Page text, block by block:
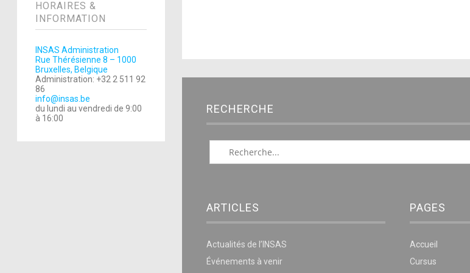
HORAIRES &
INFORMATION
INSAS Administration
Rue Thérésienne 8 – 1000
Bruxelles, Belgique
Administration: +32 2 511 92
86
info@insas.be
du lundi au vendredi de 9:00
à 16:00
RECHERCHE
ARTICLES
Actualités de l’INSAS
Événements à venir
PAGES
Accueil
Cursus